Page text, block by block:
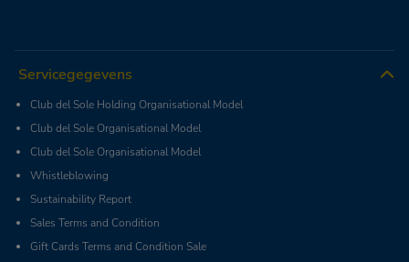
Servicegegevens
Club del Sole Holding Organisational Model
Club del Sole Organisational Model
Club del Sole Organisational Model
Whistleblowing
Sustainability Report
Sales Terms and Condition
Gift Cards Terms and Condition Sale